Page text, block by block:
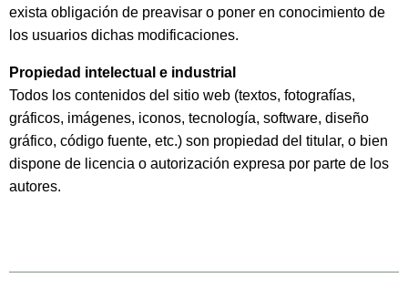
exista obligación de preavisar o poner en conocimiento de
los usuarios dichas modificaciones.
Propiedad intelectual e industrial
Todos los contenidos del sitio web (textos, fotografías,
gráficos, imágenes, iconos, tecnología, software, diseño
gráfico, código fuente, etc.) son propiedad del titular, o bien
dispone de licencia o autorización expresa por parte de los
autores.